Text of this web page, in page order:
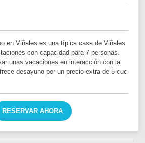
en Viñales es una típica casa de Viñales
con capacidad para 7 personas.
unas vacaciones en interacción con la
desayuno por un precio extra de 5 cuc
RESERVAR AHORA